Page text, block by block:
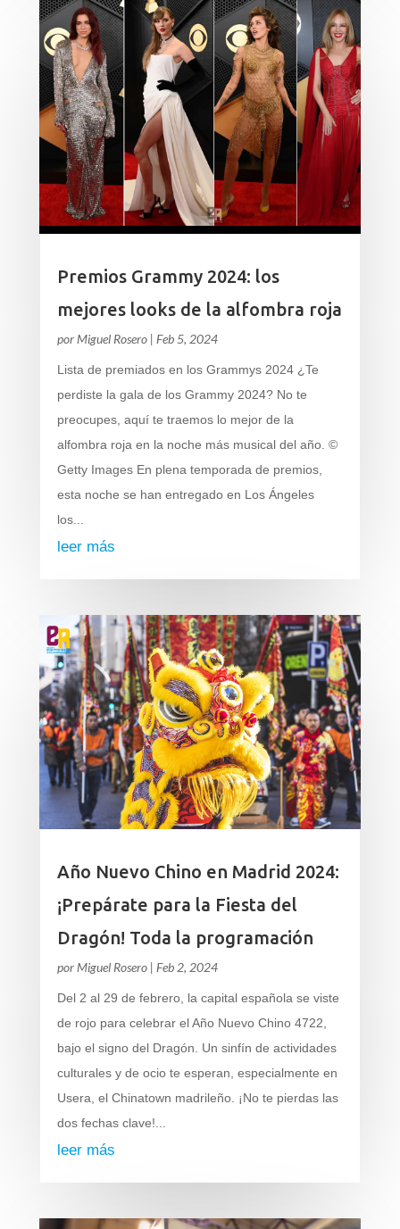
Premios Grammy 2024: los
mejores looks de la alfombra roja
por Miguel Rosero| Feb 5, 2024
Lista de premiados en los Grammys 2024 ¿Te
perdiste la gala de los Grammy 2024? No te
preocupes, aquí te traemos lo mejor de la
alfombra roja en la noche más musical del año. ©
Getty Images En plena temporada de premios,
esta noche se han entregado en Los Ángeles
los...
leer más
Año Nuevo Chino en Madrid 2024:
¡Prepárate para la Fiesta del
Dragón! Toda la programación
por Miguel Rosero| Feb 2, 2024
Del 2 al 29 de febrero, la capital española se viste
de rojo para celebrar el Año Nuevo Chino 4722,
bajo el signo del Dragón. Un sinfín de actividades
culturales y de ocio te esperan, especialmente en
Usera, el Chinatown madrileño. ¡No te pierdas las
dos fechas clave!...
leer más